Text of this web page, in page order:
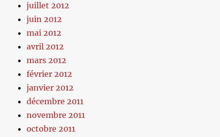
juillet 2012
juin 2012
mai 2012
avril 2012
mars 2012
février 2012
janvier 2012
décembre 2011
novembre 2011
octobre 2011